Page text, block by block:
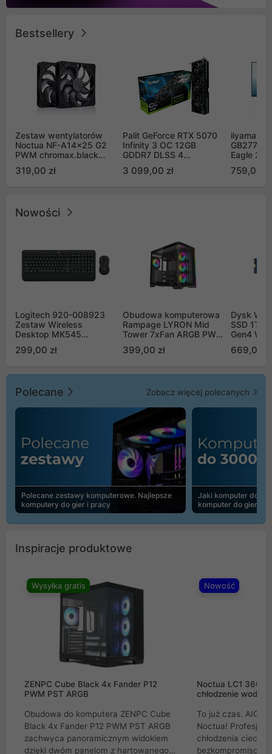
Bestsellery
Zestaw wentylatorów
Noctua NF-A14x25 G2
PWM chromax.black
Push Pull (2szt)
319,00 zł
Palit GeForce RTX 5070
Infinity 3 OC 12GB
GDDR7 DLSS 4
GB2050S)
3 099,00 zł
iiyama G-
Eagle 27"
759,00 zł
Nowości
Logitech 920-008923
Zestaw Wireless
Desktop MK545
299,00 zł
Obudowa komputerowa
Rampage LYRON Mid
Tower 7xFan ARGB PWM
399,00 zł
Dysk WD
SSD 1TB
Gen4
669,00
Polecane Zobacz więcej polecanych
Polecane zestawy komputerowe. Najlepsze
komputery do gier i pracy
Jaki komputer do
komputer do gier |
Inspiracje produktowe
Wysyłka gratis
ZENPC Cube Black 4x Fander P12
PWM PST ARGB
Obudowa do komputera ZENPC Cube
Black 4x Fander P12 PWM PST ARGB
zachwyca panoramicznym widokiem
dzięki dwóm panelom z hartowanego
Nowość
Noctua LC1
chłodzenie wodne
To już czas. AIO
Noctua!
chłodzenia cieczą